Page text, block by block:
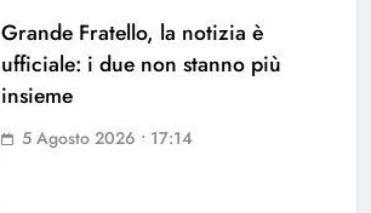
Grande Fratello, la notizia è
ufficiale: i due non stanno più
insieme
5 Agosto 2026 • 17:14